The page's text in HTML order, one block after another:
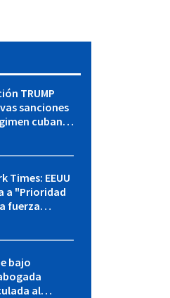
TRUMP
sanciones
cubano:
Times: EEUU
a "Prioridad
bajo
al